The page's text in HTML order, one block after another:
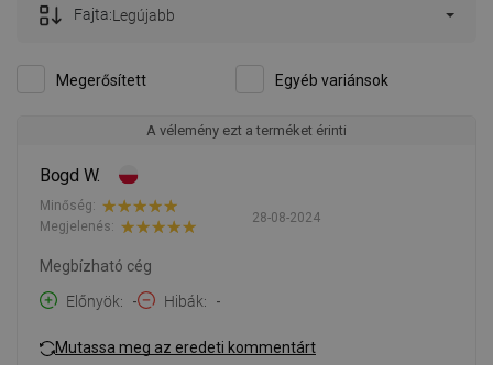
Megerősített Egyéb variánsok
Fajta:Legújabb
A vélemény ezt a terméket érinti
Bogd W.
28-08-2024
Minőség:
Megjelenés:
Megbízható cég
Előnyök
- Hibák -
Mutassa meg az eredeti kommentárt